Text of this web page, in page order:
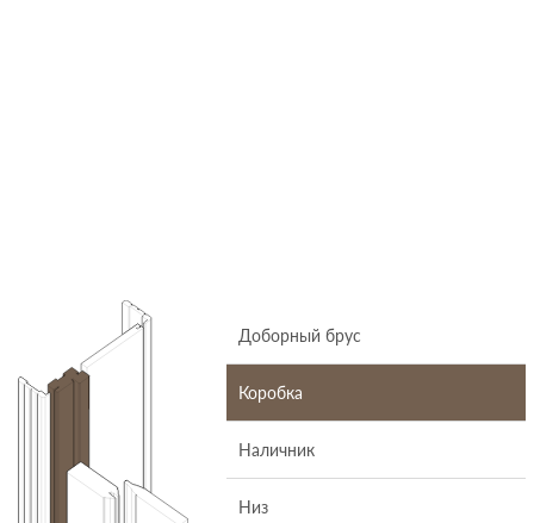
Доборный брус
Коробка
Наличник
Низ